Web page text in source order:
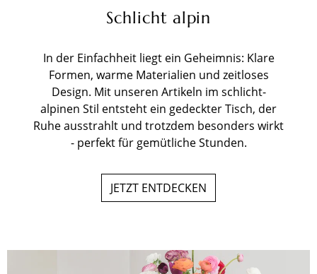
Schlicht alpin
In der Einfachheit liegt ein Geheimnis: Klare
Formen, warme Materialien und zeitloses
Design. Mit unseren Artikeln im schlicht-
alpinen Stil entsteht ein gedeckter Tisch, der
Ruhe ausstrahlt und trotzdem besonders wirkt
- perfekt für gemütliche Stunden.
JETZT ENTDECKEN